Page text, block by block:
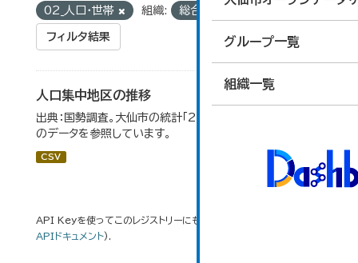
グループ一覧
組織一覧
02_人口・世帯 組織: 総合政策課
フィルタ結果
人口集中地区の推移
出典：国勢調査。大仙市の統計「2-3 人口集中地区の推移」
のデータを参照しています。
CSV
API Keyを使ってこのレジストリーにもアクセス可能です
APIドキュメント).